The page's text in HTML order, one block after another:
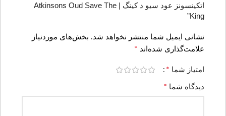
اتکینسونز عود سیو د کینگ | Atkinsons Oud Save The
King”
نشانی ایمیل شما منتشر نخواهد شد. بخش‌های موردنیاز
علامت‌گذاری شده‌اند *
امتیاز شما *
دیدگاه شما *